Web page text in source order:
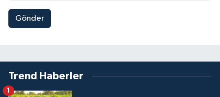
Gönder
Trend Haberler
1